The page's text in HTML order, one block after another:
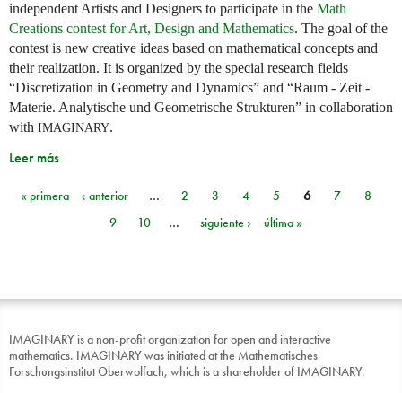
independent Artists and Designers to participate in the Math
Creations contest for Art, Design and Mathematics. The goal of the
contest is new creative ideas based on mathematical concepts and
their realization. It is organized by the special research fields
“Discretization in Geometry and Dynamics” and “Raum - Zeit -
Materie. Analytische und Geometrische Strukturen” in collaboration
with IMAGINARY.
Leer más
Páginas
« primera ‹ anterior … 2 3 4 5 6 7
8
9
10 … siguiente › última »
IMAGINARY is a non-profit organization for open and interactive
mathematics. IMAGINARY was initiated at the Mathematisches
Forschungsinstitut Oberwolfach, which is a shareholder of IMAGINARY.